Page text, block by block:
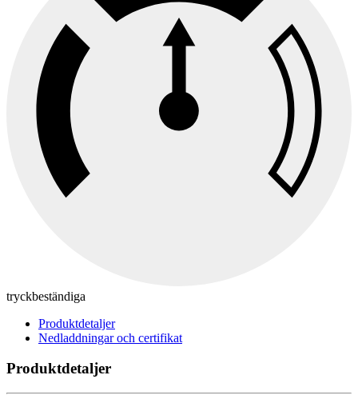
tryckbeständiga
Produktdetaljer
Nedladdningar och certifikat
Produktdetaljer